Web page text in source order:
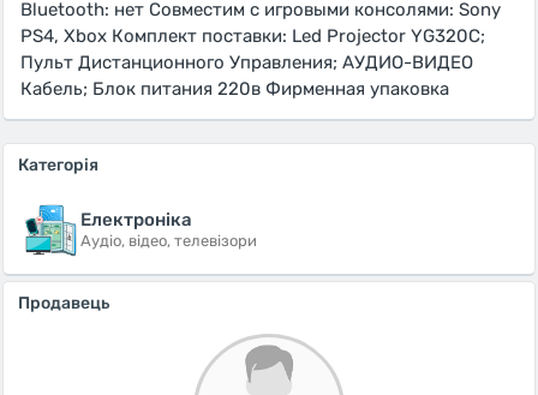
Bluetooth: нет Совместим с игровыми консолями: Sony
PS4, Xbox Комплект поставки: Led Projector YG320C;
Пульт Дистанционного Управления; АУДИО-ВИДЕО
Кабель; Блок питания 220в Фирменная упаковка
Категорія
Електроніка
Аудіо, відео, телевізори
Продавець